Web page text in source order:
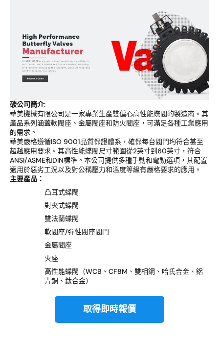
碳公司簡介:
華美機械有限公司是一家專業生產雙偏心高性能蝶閥的製造商。其
產品系列涵蓋軟閥座、金屬閥座和防火閥座，可滿足各種工業應用
的需求。
華美嚴格遵循ISO 9001品質保證體系，確保每台閥門均符合甚至
超越應用要求。其高性能蝶閥尺寸範圍從2英寸到60英寸，符合
ANSI/ASME和DIN標準。本公司提供多種手動和電動選項，其配置
適用於惡劣工況以及對公稱壓力和溫度等級有嚴格要求的應用。
主要產品：
凸耳式蝶閥
對夾式蝶閥
雙法蘭蝶閥
軟閥座/彈性閥座閥門
金屬閥座
火座
高性能蝶閥（WCB、CF8M、雙相鋼、哈氏合金、鋁
青銅、鈦合金）
取得即時報價